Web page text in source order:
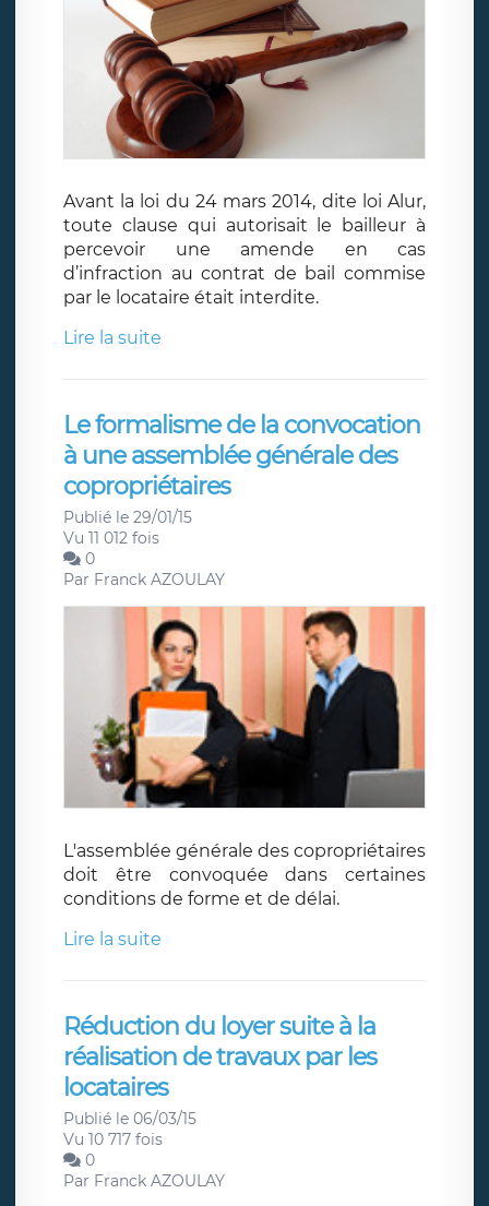
Avant la loi du 24 mars 2014, dite loi Alur,
toute clause qui autorisait le bailleur à
percevoir une amende en cas
d’infraction au contrat de bail commise
par le locataire était interdite.
Lire la suite
Le formalisme de la convocation
à une assemblée générale des
copropriétaires
Publié le 29/01/15
Vu 11 012 fois
0
Par Franck AZOULAY
L'assemblée générale des copropriétaires
doit être convoquée dans certaines
conditions de forme et de délai.
Lire la suite
Réduction du loyer suite à la
réalisation de travaux par les
locataires
Publié le 06/03/15
Vu 10 717 fois
0
Par Franck AZOULAY